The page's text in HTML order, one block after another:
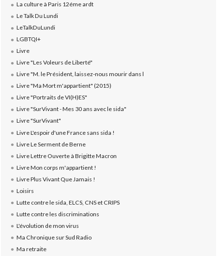
La culture à Paris 12éme ardt
Le Talk Du Lundi
LeTalkDuLundi
LGBTQI+
Livre
Livre "Les Voleurs de Liberté"
Livre "M. le Président, laissez-nous mourir dans l
Livre "Ma Mort m'appartient" (2015)
Livre "Portraits de VI(H)ES"
Livre "SurVivant - Mes 30 ans avec le sida"
Livre "SurVivant"
Livre L'espoir d'une France sans sida !
Livre Le Serment de Berne
Livre Lettre Ouverte à Brigitte Macron
Livre Mon corps m'appartient !
Livre Plus Vivant Que Jamais !
Loisirs
Lutte contre le sida, ELCS, CNS et CRIPS
Lutte contre les discriminations
L'évolution de mon virus
Ma Chronique sur Sud Radio
Ma retraite